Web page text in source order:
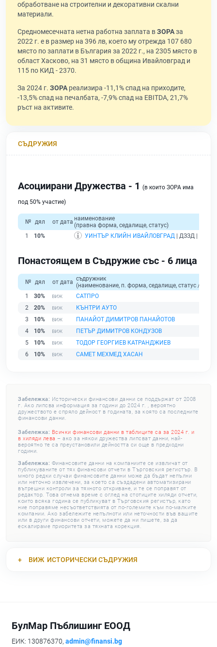
обработване на строителни и декоративни скални
материали.
Средномесечната нетна работна заплата вЗОРАза
2022 г. е в размер на 396 лв, което му отрежда 107 680
място по заплати в България за 2022 г., на 2305 място в
област Хасково, на 31 място в община Ивайловград и
115 по КИД - 2370.
За 2024 г. ЗОРАреализира -11,1% спад на приходите,
-13,5% спад на печалбата, -7,9% спад на EBITDA, 21,7%
ръст на активите.
СЪДРУЖИЯ
Асоциирани Дружества - 1 (в които ЗОРА има
под 50% участие)
№ дял от дата наименование
(правна форма, седалище, статус)
1
10% УИНТЪР КЛИЙН ИВАЙЛОВГРАД | ДЗЗД | гр.
Понастоящем в Съдружие със - 6 лица
№ дял от дата съдружник
(наименование, п. форма, седалище, статус /
1
30%
САТПРО
2
20%
КЪНТРИ АУТО
3
10%
ПАНАЙОТ ДИМИТРОВ ПАНАЙОТОВ
4
10%
ПЕТЪР ДИМИТРОВ КОНДУЗОВ
5
10%
ТОДОР ГЕОРГИЕВ КАТРАНДЖИЕВ
6
10% САМЕТ МЕХМЕД ХАСАН
Забележка: Исторически финансови данни се поддържат от 2008
г. Ако липсва информация за години до 2024 г. , вероятно
дружеството е спряло дейност в годината, за която са последните
финансови данни.
Забележка: Всички финансови данни в таблиците са за 2024 г. и
в хиляди лева – ако за някои дружества липсват данни, най-
вероятно те са преустановили дейността си още в предходни
години.
Забележка: Финансовите данни на компаниите се извличат от
публикуваните от тях финансови отчети в Търговския регистър. В
много редки случаи финансовите данни може да бъдат непълни
или неточно извлечени, за което са създадени автоматизирани
вътрешни контроли за тяхното откриване, и те се поправят от
редактор. Това отнема време с оглед на стотиците хиляди отчети,
които всяка година се публикуват в Търговския регистър, като
ние поправяме несъответствията от по-големите към по-малките
компании. Ако забележите непълноти или неточности във вашите
или в други финансови отчети, можете да ни пишете, за да
ескалираме приоритета за тяхната корекция.
ВИЖ ИСТОРИЧЕСКИ СЪДРУЖИЯ
БулМар Пъблишинг ЕООД
ЕИК: 130876370, admin@finansi.bg